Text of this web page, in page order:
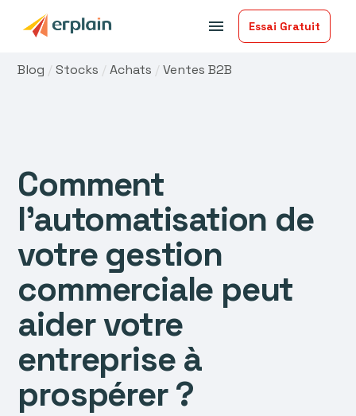
menu Essai Gratuit
Blog /Stocks /Achats /Ventes B2B
Comment
l’automatisation de
votre gestion
commerciale peut
aider votre
entreprise à
prospérer ?